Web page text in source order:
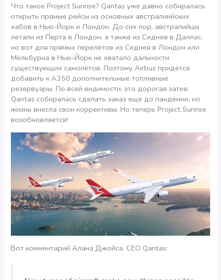
Что такое Project Sunrise? Qantas уже давно собиралась
открыть прямые рейсы из основных австралиийских
хабов в Нью-Йорк и Лондон. До сих пор, австралийцы
летали из Перта в Лондон, а также из Сиднея в Даллас,
но вот для прямых перелётов из Сиднея в Лондон или
Мельбурна в Нью-Йорк не хватало дальности
существующих самолётов. Поэтому Airbus придётся
добавить к A350 дополнительные топливные
резервуары. По всей видимости, это дорогая затея.
Qantas собиралась сделать заказ еще до пандемии, но
жизнь внесла свои коррективы. Но теперь Project Sunrise
возобновляется!
Вот комментарий Алана Джойса, СEO Qantas: